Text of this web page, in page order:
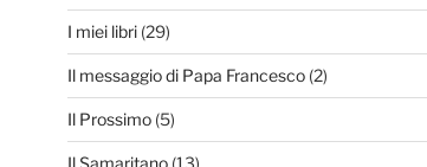
I miei libri(29)
Il messaggio di Papa Francesco(2)
Il Prossimo(5)